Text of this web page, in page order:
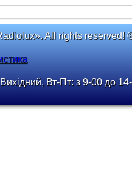
All rights reserved!
Вт-Пт: з 9-00 до